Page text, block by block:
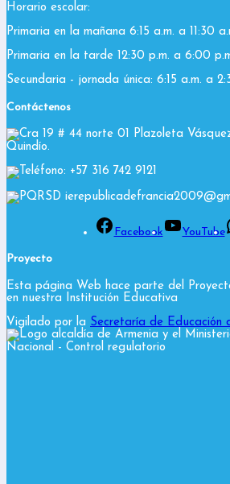
Horario escolar:
Primaria en la mañana 6:15 a.m. a 11:30
Primaria en la tarde 12:30 p.m. a 6:00
Secundaria - jornada única: 6:15 a.m. a
Contáctenos
Cra 19 # 44 norte 01 Plazoleta
Quindío.
Teléfono: +57 316 742 9121
PQRSD
Facebook YouTube
Proyecto
Esta página Web hace parte del
en nuestra Institución Educativa
Vigilado por la Secretaría de Educación
y el
Nacional - Control regulatorio